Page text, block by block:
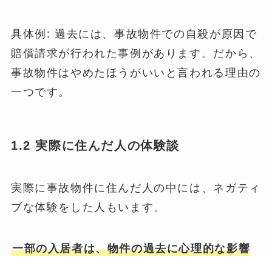
具体例: 過去には、事故物件での自殺が原因で
賠償請求が行われた事例があります。だから、
事故物件はやめたほうがいいと言われる理由の
一つです。
1.2 実際に住んだ人の体験談
実際に事故物件に住んだ人の中には、ネガティ
ブな体験をした人もいます。
一部の入居者は、物件の過去に心理的な影響